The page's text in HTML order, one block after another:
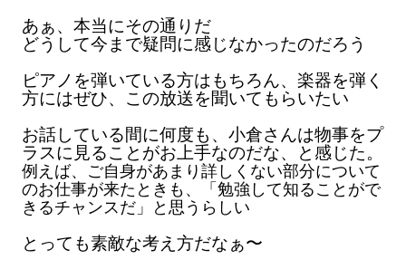
あぁ、本当にその通りだ
どうして今まで疑問に感じなかったのだろう
ピアノを弾いている方はもちろん、楽器を弾く
方にはぜひ、この放送を聞いてもらいたい
お話している間に何度も、小倉さんは物事をプ
ラスに見ることがお上手なのだな、と感じた。
例えば、ご自身があまり詳しくない部分について
のお仕事が来たときも、「勉強して知ることがで
きるチャンスだ」と思うらしい
とっても素敵な考え方だなぁ〜